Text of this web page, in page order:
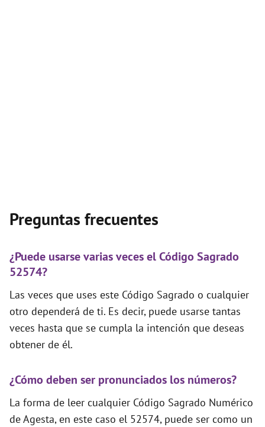
Preguntas frecuentes
¿Puede usarse varias veces el Código Sagrado
52574?
Las veces que uses este Código Sagrado o cualquier
otro dependerá de ti. Es decir, puede usarse tantas
veces hasta que se cumpla la intención que deseas
obtener de él.
¿Cómo deben ser pronunciados los números?
La forma de leer cualquier Código Sagrado Numérico
de Agesta, en este caso el 52574, puede ser como un